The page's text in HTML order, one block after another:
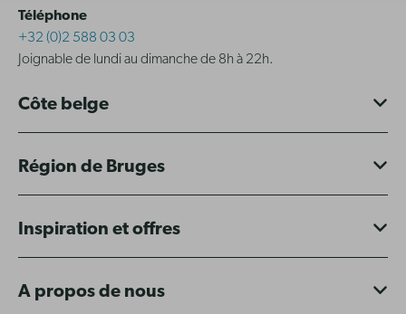
Téléphone
+32 (0)2 588 03 03
Joignable de lundi au dimanche de 8h à 22h.
Côte belge
Région de Bruges
Inspiration et offres
A propos de nous